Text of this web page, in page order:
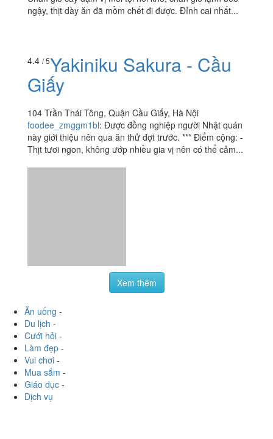
3.6/ 5 Yeol Kwang - Ẩm Thực
72 Trương Công Giai, P. Dịch Vọng, Quận Cầu Giấy, Hà
rau.xanhhhh
Chân giò cay đậm vị mỗi tội hơi khô, chân giò lạnh béo
ngậy, thịt dày ăn đã mồm chết đi được. Đỉnh cai nhất...
104 Trần Thái Tông, Quận Cầu Giấy, Hà Nội
Được đồng nghiệp người Nhật quán
này giới thiệu nên qua ăn thử đợt trước. *** Điểm cộng: -
Thịt tươi ngon, không ướp nhiều gia vị nên có thể cảm...